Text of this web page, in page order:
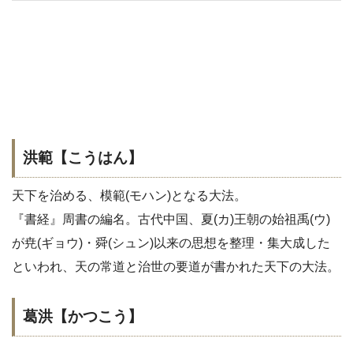
洪範【こうはん】
天下を治める、模範(モハン)となる大法。
『書経』周書の編名。古代中国、夏(カ)王朝の始祖禹(ウ)
が尭(ギョウ)・舜(シュン)以来の思想を整理・集大成した
といわれ、天の常道と治世の要道が書かれた天下の大法。
葛洪【かつこう】